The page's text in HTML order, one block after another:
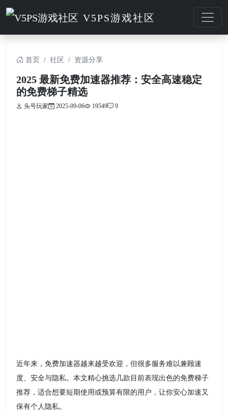
V5PS游戏社区
首页 社区 资源分享
2025 最新免费加速器推荐：安全高速稳定
的免费梯子精选
头号玩家 2025-09-06 19549 9
近年来，免费加速器越来越受欢迎，但很多服务难以兼顾速
度、安全与隐私。本文精心挑选几款目前表现出色的免费梯子
推荐，适合想要短期使用或预算有限的用户，让你安心加速又
保有个人隐私。